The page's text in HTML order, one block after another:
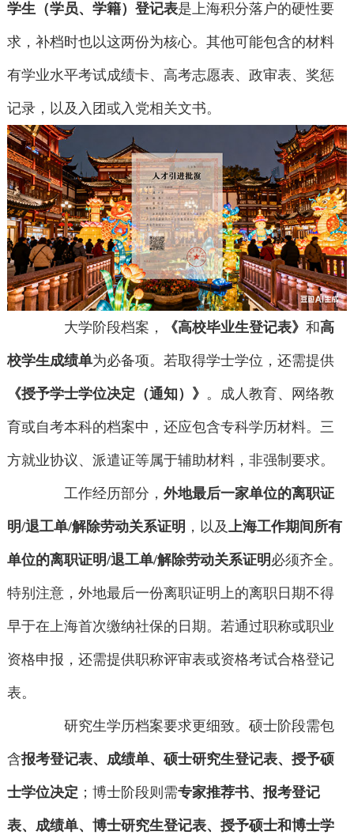
学生（学员、学籍）登记表是上海积分落户的硬性要
求，补档时也以这两份为核心。其他可能包含的材料
有学业水平考试成绩卡、高考志愿表、政审表、奖惩
记录，以及入团或入党相关文书。
大学阶段档案， 《高校毕业生登记表》和高
校学生成绩单为必备项。若取得学士学位，还需提供
《授予学士学位决定（通知）》 。成人教育、网络教
育或自考本科的档案中，还应包含专科学历材料。三
方就业协议、派遣证等属于辅助材料，非强制要求。
工作经历部分，外地最后一家单位的离职证
明/退工单/解除劳动关系证明 ，以及上海工作期间所有
单位的离职证明/退工单/解除劳动关系证明 必须齐全。
特别注意，外地最后一份离职证明上的离职日期不得
早于在上海首次缴纳社保的日期。若通过职称或职业
资格申报，还需提供职称评审表或资格考试合格登记
表。
研究生学历档案要求更细致。硕士阶段需包
含报考登记表、成绩单、硕士研究生登记表、授予硕
士学位决定 ；博士阶段则需专家推荐书、报考登记
表、成绩单、博士研究生登记表、授予硕士和博士学